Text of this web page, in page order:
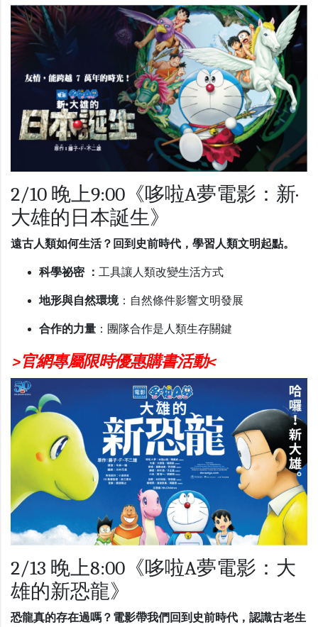
2/10 晚上9:00《哆啦A夢電影：新·
大雄的日本誕生》
遠古人類如何生活？回到史前時代，學習人類文明起點。
科學祕密 ： 工具讓人類改變生活方式
地形與自然環境：自然條件影響文明發展
合作的力量 ：團隊合作是人類生存關鍵
>官網專屬限時優惠購書活動<
2/13 晚上8:00《哆啦A夢電影：大
雄的新恐龍》
恐龍真的存在過嗎？電影帶我們回到史前時代，認識古老生